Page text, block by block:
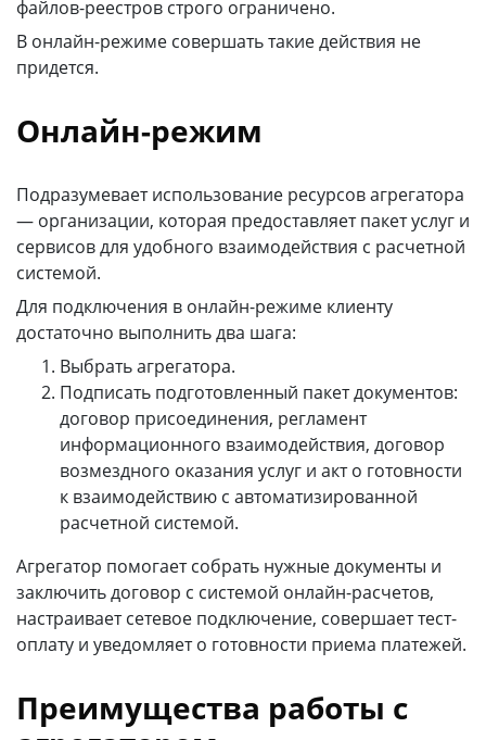
файлов-реестров строго ограничено.
В онлайн-режиме совершать такие действия не
придется.
Онлайн-режим
Подразумевает использование ресурсов агрегатора
— организации, которая предоставляет пакет услуг и
сервисов для удобного взаимодействия с расчетной
системой.
Для подключения в онлайн-режиме клиенту
достаточно выполнить два шага:
Выбрать агрегатора.
Подписать подготовленный пакет документов:
договор присоединения, регламент
информационного взаимодействия, договор
возмездного оказания услуг и акт о готовности
к взаимодействию с автоматизированной
расчетной системой.
Агрегатор помогает собрать нужные документы и
заключить договор с системой онлайн-расчетов,
настраивает сетевое подключение, совершает тест-
оплату и уведомляет о готовности приема платежей.
Преимущества работы с